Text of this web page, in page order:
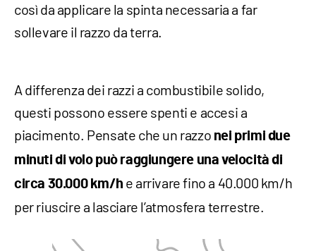
così da applicare la spinta necessaria a far
sollevare il razzo da terra.
A differenza dei razzi a combustibile solido,
questi possono essere spenti e accesi a
piacimento. Pensate che un razzo nei primi due
minuti di volo può raggiungere una velocità di
circa 30.000 km/h e arrivare fino a 40.000 km/h
per riuscire a lasciare l’atmosfera terrestre.